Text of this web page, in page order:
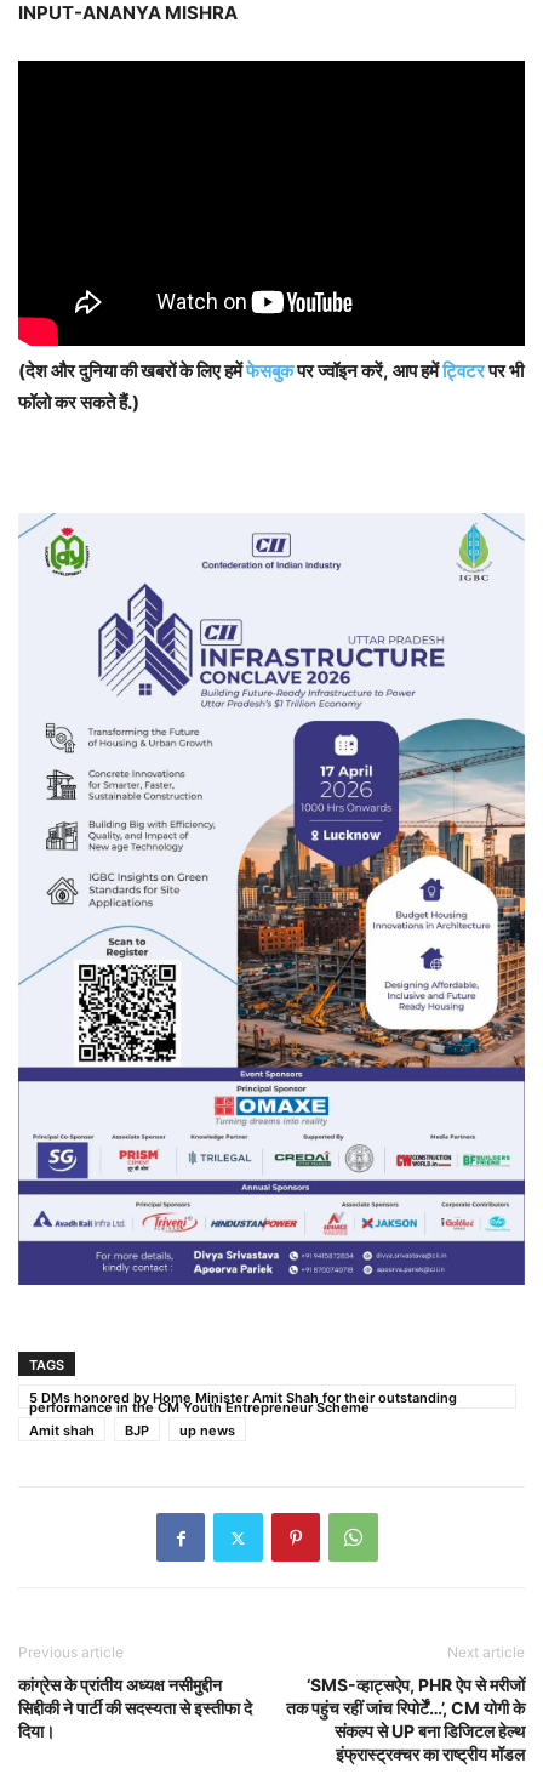
INPUT-ANANYA MISHRA
(देश और दुनिया की खबरों के लिए हमेंफेसबुकपर ज्वॉइन करें, आप हमेंट्विटरपर भी
फॉलो कर सकते हैं.)
TAGS
5 DMs honored by Home Minister Amit Shah for their outstanding
performance in the CM Youth Entrepreneur Scheme
Amit shah
BJP up news
Previous article
कांग्रेस के प्रांतीय अध्यक्ष नसीमुद्दीन
सिद्दीकी ने पार्टी की सदस्यता से इस्तीफा दे
दिया।
Next article
‘SMS-व्हाट्सऐप, PHR ऐप से मरीजों
तक पहुंच रहीं जांच रिपोर्टें…’, CM योगी के
संकल्प से UP बना डिजिटल हेल्थ
इंफ्रास्ट्रक्चर का राष्ट्रीय मॉडल